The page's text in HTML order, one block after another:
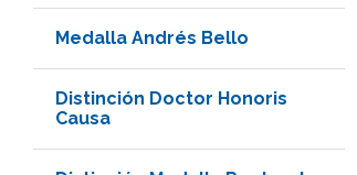
Medalla Andrés Bello
Distinción Doctor Honoris
Causa